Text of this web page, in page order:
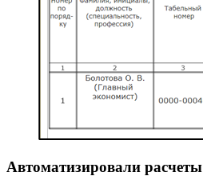
Автоматизировали расчеты